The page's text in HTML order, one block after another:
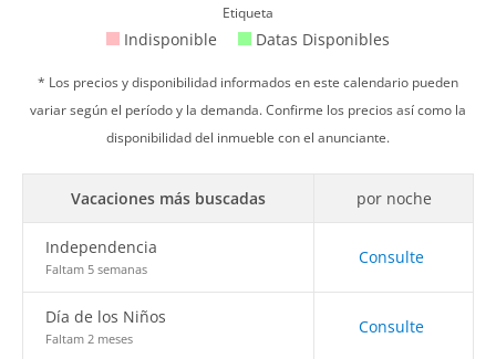
Etiqueta
Indisponible Datas Disponibles
* Los precios y disponibilidad informados en este calendario pueden
variar según el período y la demanda. Confirme los precios así como la
disponibilidad del inmueble con el anunciante.
Vacaciones más buscadas por noche
Independencia
Faltam 5 semanas
Consulte
Día de los Niños
Faltam 2 meses
Consulte